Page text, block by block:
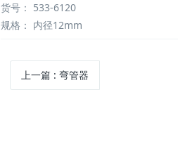
货号： 533-6120
规格： 内径12mm
上一篇 :弯管器